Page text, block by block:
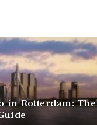
in Rotterdam: The